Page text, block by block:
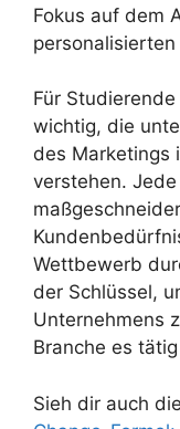
Fokus auf dem
Für
wichtig, die
des Marketings
verstehen.
Wettbewerb
der Schlüssel,
Unternehmens
Branche es
Sieh dir auch